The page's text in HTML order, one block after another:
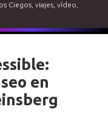
Ciegos ,viajes ,vídeo
en